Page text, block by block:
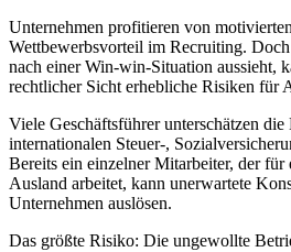
Unternehmen profitieren von
Wettbewerbsvorteil im Recruiting.
nach einer Win-win-Situation aussieht,
rechtlicher Sicht erhebliche Risiken für
Viele Geschäftsführer unterschätzen
internationalen Steuer-,
Bereits ein einzelner Mitarbeiter, der für
Ausland arbeitet, kann unerwartete
Unternehmen auslösen.
Das größte Risiko: Die ungewollte